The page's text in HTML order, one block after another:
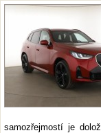
samozřejmostí je